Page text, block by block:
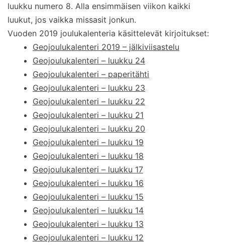
luukku numero 8. Alla ensimmäisen viikon kaikki
luukut, jos vaikka missasit jonkun.
Vuoden 2019 joulukalenteria käsittelevät kirjoitukset:
Geojoulukalenteri 2019 – jälkiviisastelu
Geojoulukalenteri – luukku 24
Geojoulukalenteri – paperitähti
Geojoulukalenteri – luukku 23
Geojoulukalenteri – luukku 22
Geojoulukalenteri – luukku 21
Geojoulukalenteri – luukku 20
Geojoulukalenteri – luukku 19
Geojoulukalenteri – luukku 18
Geojoulukalenteri – luukku 17
Geojoulukalenteri – luukku 16
Geojoulukalenteri – luukku 15
Geojoulukalenteri – luukku 14
Geojoulukalenteri – luukku 13
Geojoulukalenteri – luukku 12